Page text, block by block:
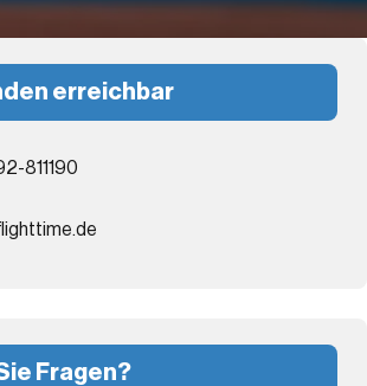
erreichbar
811190
Fragen?